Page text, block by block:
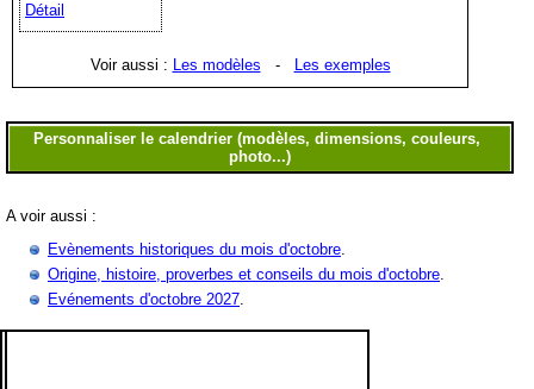
Détail
Voir aussi : Les modèles - Les exemples
A voir aussi :
Evènements historiques du mois d'octobre.
Origine, histoire, proverbes et conseils du mois d'octobre.
Evénements d'octobre 2027.